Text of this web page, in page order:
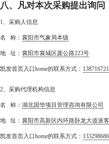
八、凡对本次采购提出询问
1、采购人信息
名 称： 襄阳市气象局本级
地 址： 襄阳市襄城区庞公路223号
凯发首页入口home的联系方式：
2、采购代理机构信息
名 称： 湖北国华项目管理咨询有限公司
地 址： 襄阳市高新区内环路卧龙大道派
凯发首页入口home的联系方式：